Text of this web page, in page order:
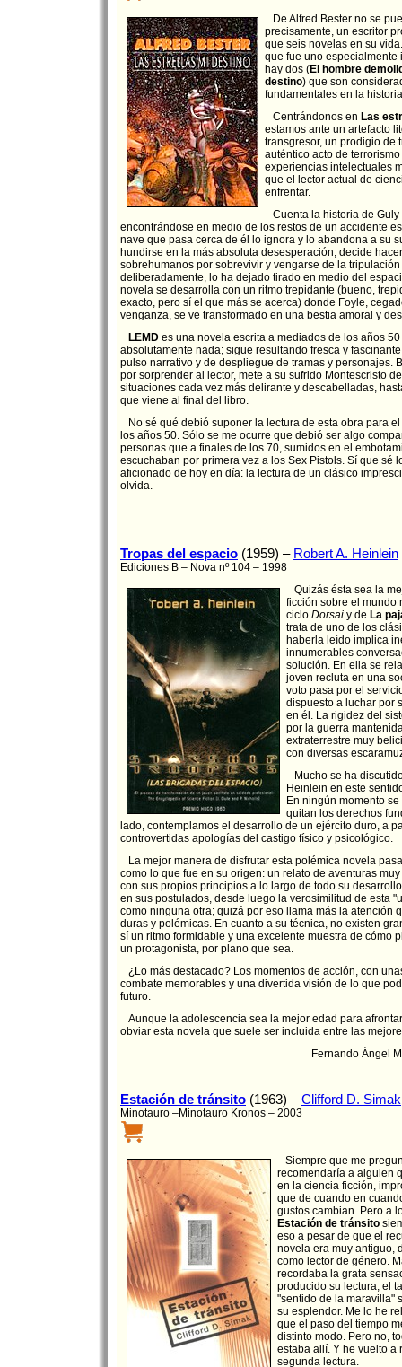
De Alfred Bester no se
precisamente, un escritor
que seis novelas en su
que fue uno especialmente
hay dos (El hombre
destino) que son
fundamentales en la
Centrándonos en Las
estamos ante un artefacto
transgresor, un prodigio de
auténtico acto de
experiencias intelectuales
que el lector actual de
enfrentar.
Cuenta la historia de Guly
encontrándose en medio de los restos de un accidente
nave que pasa cerca de él lo ignora y lo abandona a su
hundirse en la más absoluta desesperación, decide
sobrehumanos por sobrevivir y vengarse de la
deliberadamente, lo ha dejado tirado en medio del
novela se desarrolla con un ritmo trepidante (bueno,
exacto, pero sí el que más se acerca) donde Foyle,
venganza, se ve transformado en una bestia amoral y
LEMD es una novela escrita a mediados de los años
absolutamente nada; sigue resultando fresca y
pulso narrativo y de despliegue de tramas y personajes.
por sorprender al lector, mete a su sufrido Montescristo
situaciones cada vez más delirante y descabelladas,
que viene al final del libro.
No sé qué debió suponer la lectura de esta obra para
los años 50. Sólo se me ocurre que debió ser algo
personas que a finales de los 70, sumidos en el
escuchaban por primera vez a los Sex Pistols. Sí que sé
aficionado de hoy en día: la lectura de un clásico
olvida.
Tropas del espacio (1959) – Robert A. Heinlein
Ediciones B – Nova nº 104 – 1998
Quizás ésta sea la
ficción sobre el mundo
ciclo Dorsai y de La
trata de uno de los
haberla leído implica
innumerables
solución. En ella se
joven recluta en una
voto pasa por el
dispuesto a luchar por
en él. La rigidez del
por la guerra
extraterrestre muy
con diversas
Mucho se ha
Heinlein en este
En ningún momento
quitan los derechos
lado, contemplamos el desarrollo de un ejército duro, a
controvertidas apologías del castigo físico y psicológico.
La mejor manera de disfrutar esta polémica novela
como lo que fue en su origen: un relato de aventuras
con sus propios principios a lo largo de todo su
en sus postulados, desde luego la verosimilitud de esta
como ninguna otra; quizá por eso llama más la atención
duras y polémicas. En cuanto a su técnica, no existen
sí un ritmo formidable y una excelente muestra de cómo
un protagonista, por plano que sea.
¿Lo más destacado? Los momentos de acción, con
combate memorables y una divertida visión de lo que
futuro.
Aunque la adolescencia sea la mejor edad para
obviar esta novela que suele ser incluida entre las
Fernando Ángel
Estación de tránsito (1963) –Clifford D. Simak
Minotauro –Minotauro Kronos – 2003
Siempre que me
recomendaría a alguien
en la ciencia ficción,
que de cuando en
gustos cambian. Pero a
Estación de tránsito
eso a pesar de que el
novela era muy antiguo,
como lector de género.
recordaba la grata
producido su lectura; el
"sentido de la maravilla"
su esplendor. Me lo he
que el paso del tiempo
distinto modo. Pero no,
estaba allí. Y he vuelto a
segunda lectura.